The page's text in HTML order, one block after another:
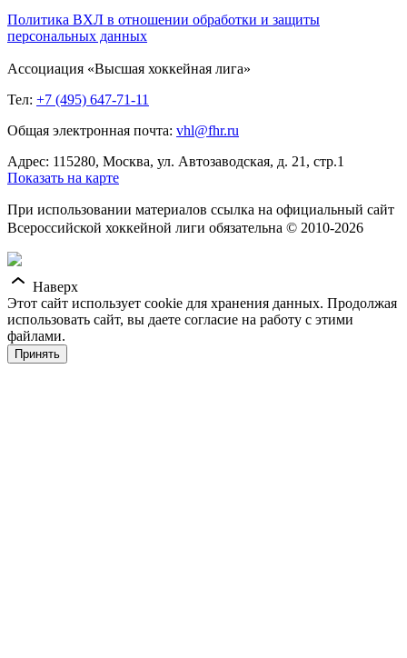
Политика ВХЛ в отношении обработки и защиты
персональных данных
Ассоциация «Высшая хоккейная лига»
Тел: +7 (495) 647-71-11
Общая электронная почта: vhl@fhr.ru
Адрес: 115280, Москва, ул. Автозаводская, д. 21, стр.1
Показать на карте
При использовании материалов ссылка на официальный сайт
Всероссийской хоккейной лиги обязательна © 2010-2026
Наверх
Этот сайт использует cookie для хранения данных. Продолжая
использовать сайт, вы даете согласие на работу с этими
файлами.
Принять